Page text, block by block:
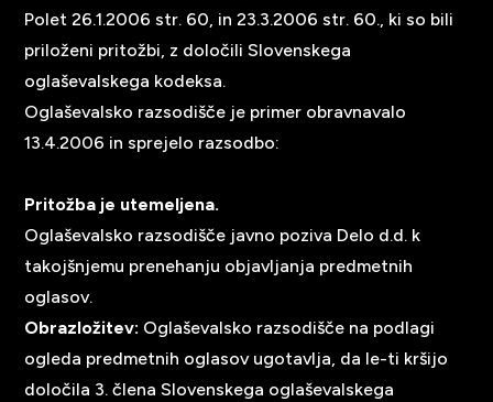
Polet 26.1.2006 str. 60, in 23.3.2006 str. 60., ki so bili
priloženi pritožbi, z določili Slovenskega
oglaševalskega kodeksa.
Oglaševalsko razsodišče je primer obravnavalo
13.4.2006 in sprejelo razsodbo:
Pritožba je utemeljena.
Oglaševalsko razsodišče javno poziva Delo d.d. k
takojšnjemu prenehanju objavljanja predmetnih
oglasov.
Obrazložitev: Oglaševalsko razsodišče na podlagi
ogleda predmetnih oglasov ugotavlja, da le-ti kršijo
določila 3. člena Slovenskega oglaševalskega